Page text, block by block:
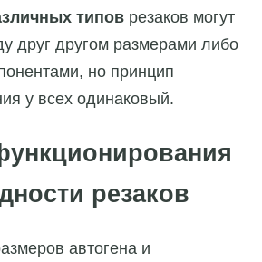
типов резаков могут
друг другом размерами либо
но принцип
у всех одинаковый.
резаков
автогена и